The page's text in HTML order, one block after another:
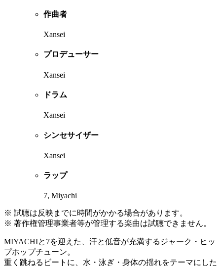
作曲者
Xansei
プロデューサー
Xansei
ドラム
Xansei
シンセサイザー
Xansei
ラップ
7, Miyachi
※ 試聴は反映までに時間がかかる場合があります。
※ 著作権管理事業者等が管理する楽曲は試聴できません。
MIYACHIと7を迎えた、汗と低音が充満するジャーク・ヒッ
プホップチューン。
重く跳ねるビートに、水・泳ぎ・身体の揺れをテーマにした